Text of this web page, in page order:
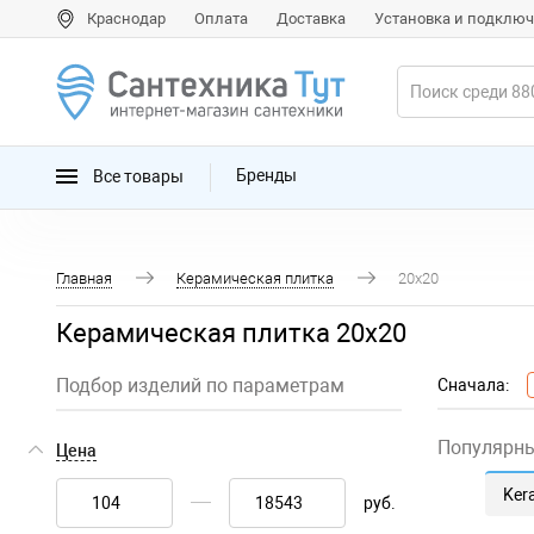
Краснодар Оплата Доставка Установка и
Все товары Бренды
Главная Керамическая плитка 20x20
Керамическая плитка 20x20
Подбор изделий по параметрам
Цена
руб.
Сначала: